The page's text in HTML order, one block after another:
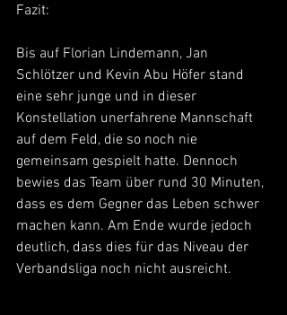
Fazit:
Bis auf Florian Lindemann, Jan
Schlötzer und Kevin Abu Höfer stand
eine sehr junge und in dieser
Konstellation unerfahrene Mannschaft
auf dem Feld, die so noch nie
gemeinsam gespielt hatte. Dennoch
bewies das Team über rund 30 Minuten,
dass es dem Gegner das Leben schwer
machen kann. Am Ende wurde jedoch
deutlich, dass dies für das Niveau der
Verbandsliga noch nicht ausreicht.